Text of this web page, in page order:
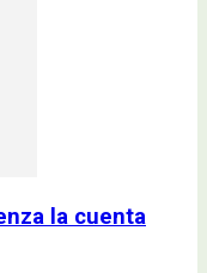
la cuenta